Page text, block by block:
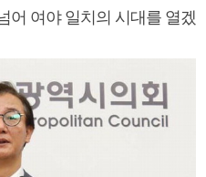
어 여야 일치의 시대를 열겠